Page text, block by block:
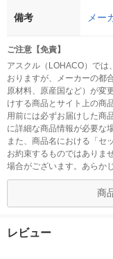
備考 メー
ご注意【免責】
アスクル（LOHACO）では
おりますが、メーカーの都
原材料、原産国など）が変
けする商品とサイト上の商
用前には必ずお届けした商
に詳細な商品情報が必要な
また、商品名における「セ
お約束するものではありま
場合がございます。あらか
商
レビュー